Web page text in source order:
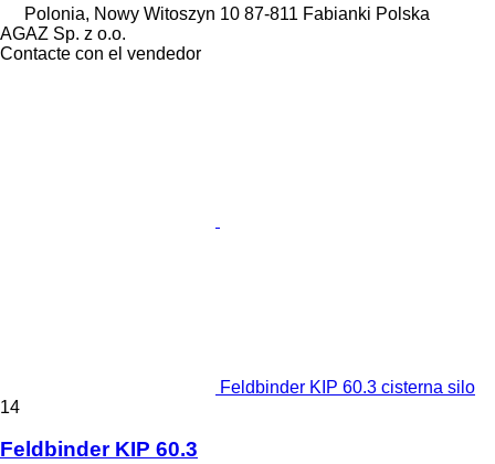
Polonia, Nowy Witoszyn 10 87-811 Fabianki Polska
AGAZ Sp. z o.o.
Contacte con el vendedor
Feldbinder KIP 60.3 cisterna silo
14
Feldbinder KIP 60.3